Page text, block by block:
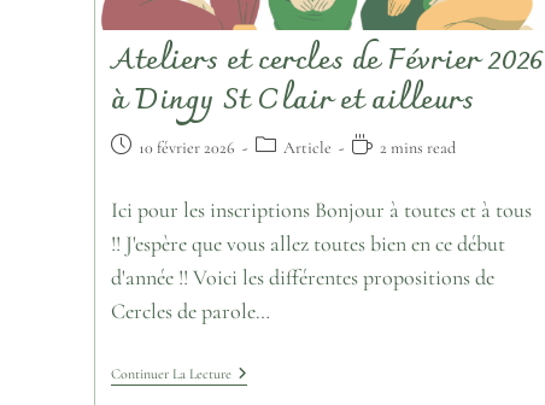
Ateliers et cercles de Février 2026
à Dingy St Clair et ailleurs
10 février 2026 Article 2 mins read
Ici pour les inscriptions Bonjour à toutes et à tous
!! J'espère que vous allez toutes bien en ce début
d'année !! Voici les différentes propositions de
Cercles de parole…
Continuer La Lecture